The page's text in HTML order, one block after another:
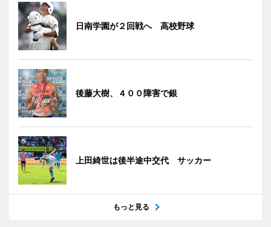
日南学園が２回戦へ 高校野球
後藤大樹、４００障害で銀
上田綺世は後半途中交代 サッカー
もっと見る